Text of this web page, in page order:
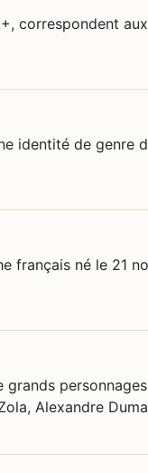
correspondent
identité de genre
né le 21
Alexandre